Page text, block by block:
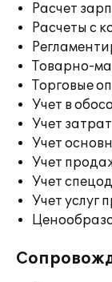
Расчет
Расчеты с
Товарно-
Торговые
Учет в
Учет
Учет
Учет
Учет
Учет услуг